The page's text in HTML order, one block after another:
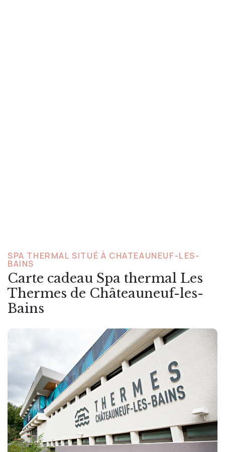
SPA THERMAL SITUÉ À CHATEAUNEUF-LES-
BAINS
Carte cadeau Spa thermal Les
Thermes de Châteauneuf-les-
Bains